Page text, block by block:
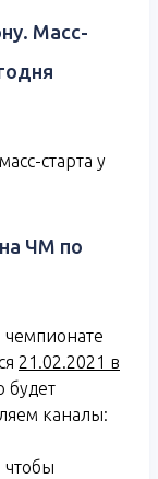
Масс-
старта у
ЧМ по
чемпионате
21.02.2021 в
будет
каналы: